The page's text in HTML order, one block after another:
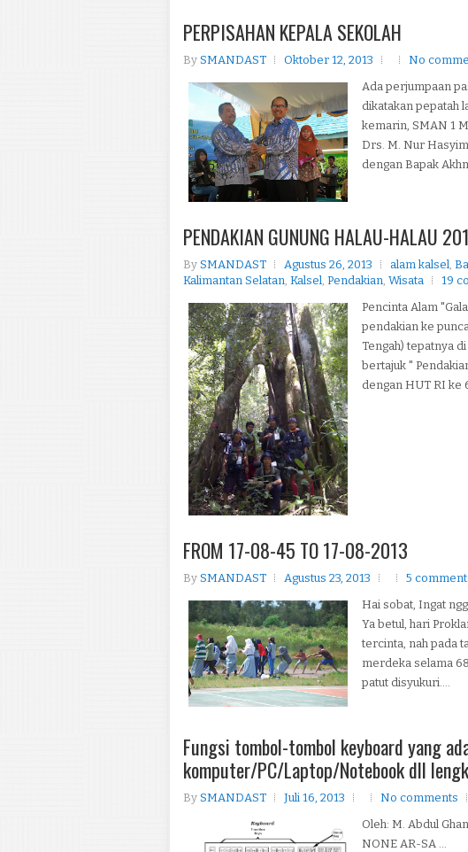
PERPISAHAN KEPALA SEKOLAH
By SMANDAST Oktober 12, 2013
No
Ada perjumpaan
dikatakan pepatah
kemarin, SMAN 1
Drs. M. Nur
dengan Bapak
PENDAKIAN GUNUNG HALAU-HALAU
By SMANDAST Agustus 26, 2013 alam kalsel,
Kalimantan Selatan, Kalsel, Pendakian, Wisata
19
Pencinta Alam
pendakian ke
Tengah) tepatnya
bertajuk "
dengan HUT RI ke
FROM 17-08-45 TO 17-08-2013
By SMANDAST Agustus 23, 2013
5
Hai sobat, Ingat
Ya betul, hari
tercinta, nah pada
merdeka selama
patut disyukuri....
Fungsi tombol-tombol keyboard yang
komputer/PC/Laptop/Notebook dll
By SMANDAST Juli 16, 2013
No comments
Oleh: M. Abdul
NONE AR-SA ...